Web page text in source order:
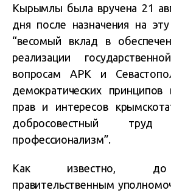
Кырымлы была вручена 21
дня после назначения на
“весомый вклад в
реализации
вопросам АРК и
демократических
прав и интересов
добросовестный
профессионализм”.
Как известно, до
правительственным